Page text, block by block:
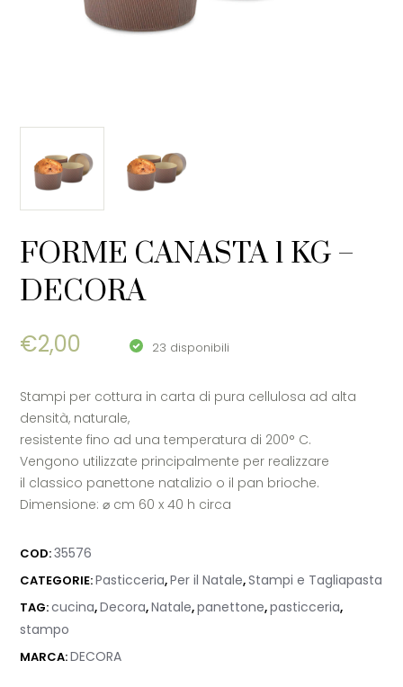
FORME CANASTA 1 KG –
DECORA
€2,00 23 disponibili
Stampi per cottura in carta di pura cellulosa ad alta
densità, naturale,
resistente fino ad una temperatura di 200° C.
Vengono utilizzate principalmente per realizzare
il classico panettone natalizio o il pan brioche.
Dimensione: ⌀ cm 60 x 40 h circa
COD:35576
CATEGORIE:Pasticceria,Per il Natale,Stampi e Tagliapasta
TAG:cucina,Decora,Natale,panettone,pasticceria,
stampo
MARCA:DECORA